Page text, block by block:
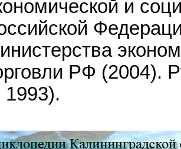
и
РФ (2004).
1993).